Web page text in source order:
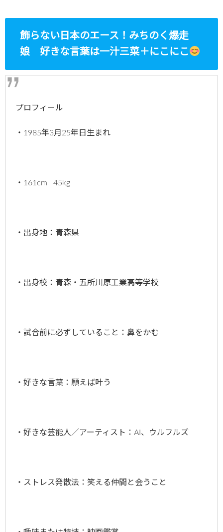
飾らない日本のエース！みちのく爆走
娘 好きな言葉は一汁三菜＋にこにこ
プロフィール
・1985年3月25年日生まれ
・161cm 45kg
・出身地：青森県
・出身校：青森・五所川原工業高等学校
・試合前に必ずしていること：鼻をかむ
・好きな言葉：願えば叶う
・好きな芸能人／アーティスト：AI、ウルフルズ
・ストレス発散法：笑える仲間と会うこと